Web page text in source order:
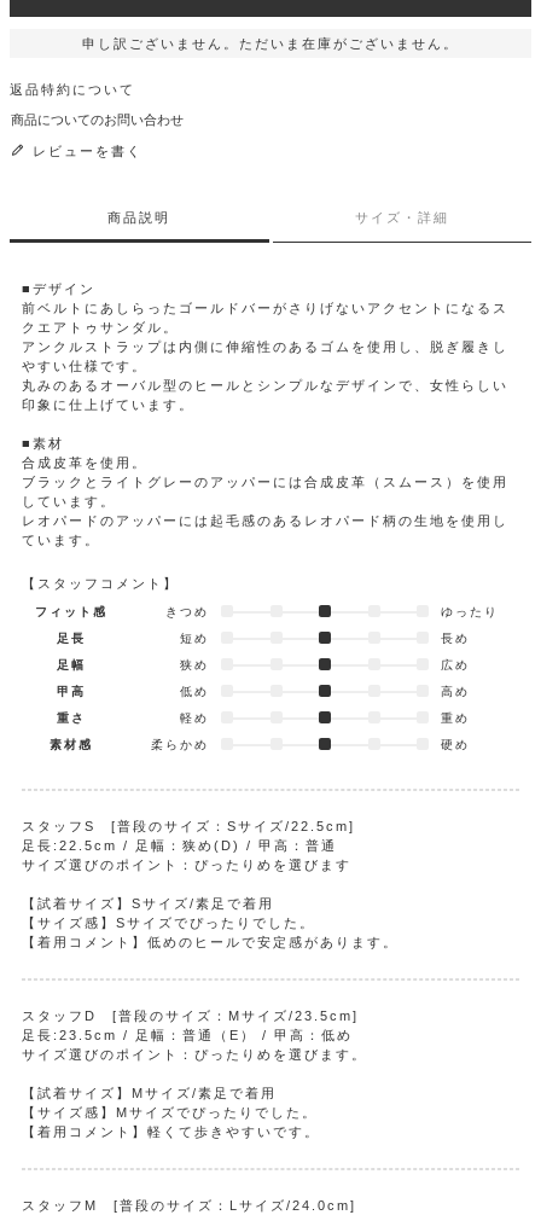
申し訳ございません。ただいま在庫がございません。
返品特約について
商品についてのお問い合わせ
レビューを書く
商品説明 サイズ・詳細
■デザイン
前ベルトにあしらったゴールドバーがさりげないアクセントになるス
クエアトゥサンダル。
アンクルストラップは内側に伸縮性のあるゴムを使用し、脱ぎ履きし
やすい仕様です。
丸みのあるオーバル型のヒールとシンプルなデザインで、女性らしい
印象に仕上げています。
■素材
合成皮革を使用。
ブラックとライトグレーのアッパーには合成皮革（スムース）を使用
しています。
レオパードのアッパーには起毛感のあるレオパード柄の生地を使用し
ています。
【スタッフコメント】
フィット感 きつめ
ゆったり
足長
短め
長め
足幅
狭め
広め
甲高
低め
高め
重さ
軽め
重め
素材感
柔らかめ 硬め
スタッフS [普段のサイズ：Sサイズ/22.5cm]
足長:22.5cm / 足幅：狭め(D) / 甲高：普通
サイズ選びのポイント：ぴったりめを選びます
【試着サイズ】Sサイズ/素足で着用
【サイズ感】Sサイズでぴったりでした。
【着用コメント】低めのヒールで安定感があります。
スタッフD [普段のサイズ：Mサイズ/23.5cm]
足長:23.5cm / 足幅：普通（E） / 甲高：低め
サイズ選びのポイント：ぴったりめを選びます。
【試着サイズ】Mサイズ/素足で着用
【サイズ感】Mサイズでぴったりでした。
【着用コメント】軽くて歩きやすいです。
スタッフM [普段のサイズ：Lサイズ/24.0cm]